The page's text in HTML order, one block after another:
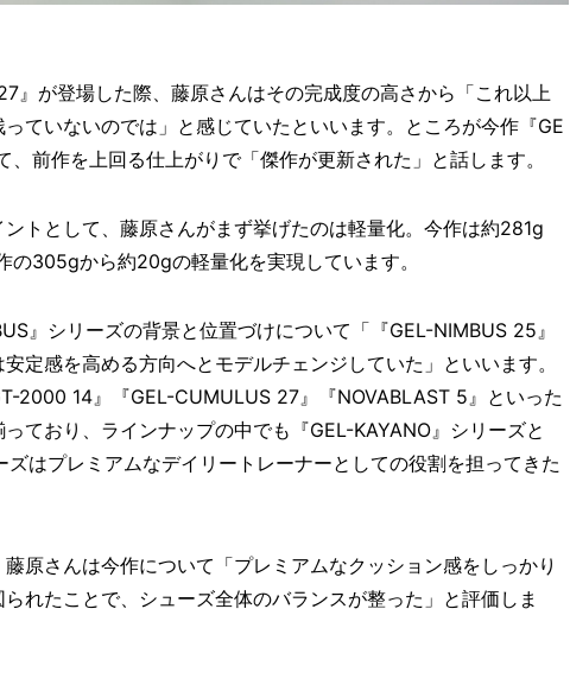
』が登場した際、藤原さんはその完成度の高さから「これ以上
ていないのでは」と感じていたといいます。ところが今作『GE
前作を上回る仕上がりで「傑作が更新された」と話します。
トとして、藤原さんがまず挙げたのは軽量化。今作は約281g
の305gから約20gの軽量化を実現しています。
』シリーズの背景と位置づけについて「『GEL-NIMBUS 25』
定感を高める方向へとモデルチェンジしていた」といいます。
2000 14』『GEL-CUMULUS 27』『NOVABLAST 5』といった
ており、ラインナップの中でも『GEL-KAYANO』シリーズと
ズはプレミアムなデイリートレーナーとしての役割を担ってきた
原さんは今作について「プレミアムなクッション感をしっかり
れたことで、シューズ全体のバランスが整った」と評価しま